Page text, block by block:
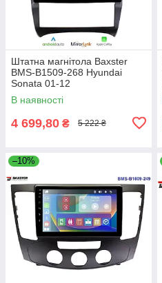
Штатна магнітола Baxster
BMS-B1509-268 Hyundai
Sonata 01-12
В наявності
4 699,80 ₴ 5 222 ₴
–10%